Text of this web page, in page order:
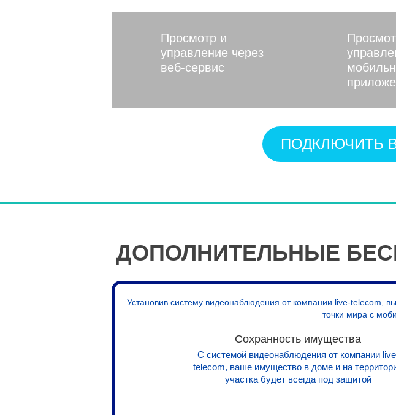
Просмотр и
управление через
веб-сервис
ПОДКЛЮЧИТЬ
ДОПОЛНИТЕЛЬНЫЕ
Установив систему видеонаблюдения от компании live-telecom,
точки мира с
Сохранность имущества
С системой видеонаблюдения от компании
telecom, ваше имущество в доме и на
участка будет всегда под защитой